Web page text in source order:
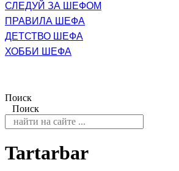
СЛЕДУЙ ЗА ШЕФОМ
ПРАВИЛА ШЕФА
ДЕТСТВО ШЕФА
ХОББИ ШЕФА
Поиск
Поиск
Tartarbar